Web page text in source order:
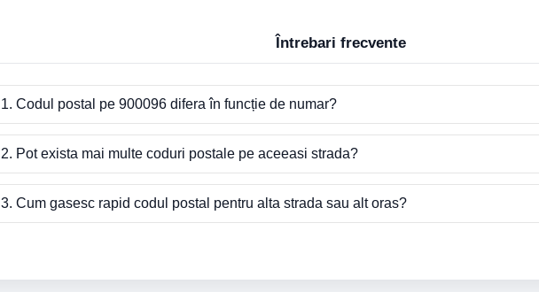
Întrebari frecvente
1. Codul postal pe 900096 difera în funcție de numar?
2. Pot exista mai multe coduri postale pe aceeasi strada?
3. Cum gasesc rapid codul postal pentru alta strada sau alt oras?